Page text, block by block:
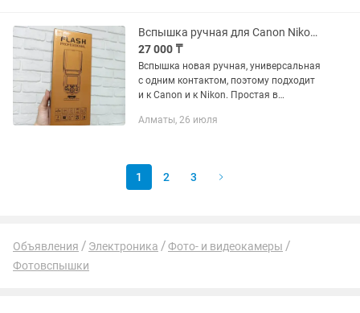
Вспышка ручная для Canon Nikon новая TR-950
27 000 ₸
Вспышка новая ручная, универсальная
с одним контактом, поэтому подходит
и к Canon и к Nikon. Простая в
достаточно для съемки в помещении.
Алматы, 26 июля
1 2 3
Объявления Электроника
Фото- и видеокамеры
Фотовспышки